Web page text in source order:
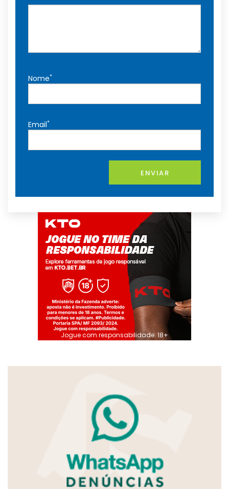
Nome*
Email*
ENVIAR
Jogue com responsabilidade. 18+